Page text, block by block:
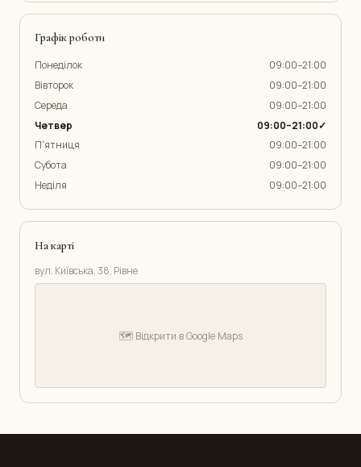
Графік роботи
Понеділок
09:00–21:00
Вівторок
09:00–21:00
Середа
09:00–21:00
Четвер
09:00–21:00✓
П'ятниця
09:00–21:00
Субота
09:00–21:00
Неділя
09:00–21:00
На карті
вул. Київська, 38, Рівне
🗺️ Відкрити в Google Maps